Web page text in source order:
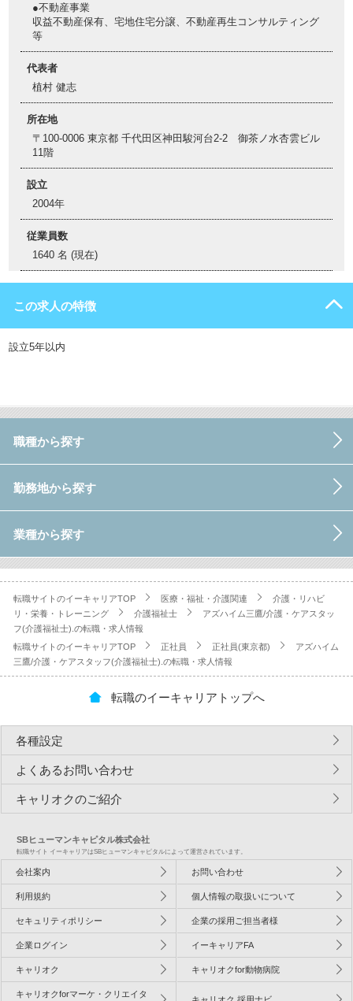
●不動産事業
収益不動産保有、宅地住宅分譲、不動産再生コンサルティング
等
代表者
植村 健志
所在地
〒100-0006 東京都 千代田区神田駿河台2-2 御茶ノ水杏雲ビル
11階
設立
2004年
従業員数
1640 名 (現在)
この求人の特徴
設立5年以内
職種から探す
勤務地から探す
業種から探す
転職サイトのイーキャリアTOP 医療・福祉・介護関連
介護・リハビ
リ・栄養・トレーニング
介護福祉士
アズハイム三鷹/介護・ケアスタッ
フ(介護福祉士).の転職・求人情報
転職サイトのイーキャリアTOP
正社員 正社員(東京都)
アズハイム
三鷹/介護・ケアスタッフ(介護福祉士).の転職・求人情報
転職のイーキャリアトップへ
各種設定
よくあるお問い合わせ
キャリオクのご紹介
SBヒューマンキャピタル株式会社
転職サイト イーキャリアはSBヒューマンキャピタルによって運営されています。
会社案内 お問い合わせ
利用規約 個人情報の取扱いについて
セキュリティポリシー 企業の採用ご担当者様
企業ログイン イーキャリアFA
キャリオク キャリオクfor動物病院
キャリオクforマーケ・クリエイタ